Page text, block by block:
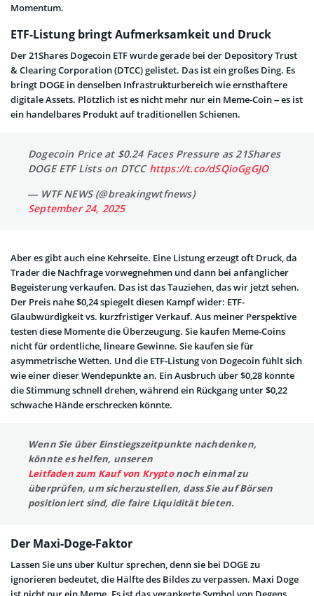
Momentum.
ETF-Listung bringt Aufmerksamkeit und Druck
Der 21Shares Dogecoin ETF wurde gerade bei der Depository Trust
& Clearing Corporation (DTCC) gelistet. Das ist ein großes Ding. Es
bringt DOGE in denselben Infrastrukturbereich wie ernsthaftere
digitale Assets. Plötzlich ist es nicht mehr nur ein Meme-Coin – es ist
ein handelbares Produkt auf traditionellen Schienen.
Dogecoin Price at $0.24 Faces Pressure as 21Shares
DOGE ETF Lists on DTCC https://t.co/dSQioGgGJO
— WTF NEWS (@breakingwtfnews)
September 24, 2025
Aber es gibt auch eine Kehrseite. Eine Listung erzeugt oft Druck, da
Trader die Nachfrage vorwegnehmen und dann bei anfänglicher
Begeisterung verkaufen. Das ist das Tauziehen, das wir jetzt sehen.
Der Preis nahe $0,24 spiegelt diesen Kampf wider: ETF-
Glaubwürdigkeit vs. kurzfristiger Verkauf. Aus meiner Perspektive
testen diese Momente die Überzeugung. Sie kaufen Meme-Coins
nicht für ordentliche, lineare Gewinne. Sie kaufen sie für
asymmetrische Wetten. Und die ETF-Listung von Dogecoin fühlt sich
wie einer dieser Wendepunkte an. Ein Ausbruch über $0,28 könnte
die Stimmung schnell drehen, während ein Rückgang unter $0,22
schwache Hände erschrecken könnte.
Wenn Sie über Einstiegszeitpunkte nachdenken,
könnte es helfen, unseren
Leitfaden zum Kauf von Kryptonoch einmal zu
überprüfen, um sicherzustellen, dass Sie auf Börsen
positioniert sind, die faire Liquidität bieten.
Der Maxi-Doge-Faktor
Lassen Sie uns über Kultur sprechen, denn sie bei DOGE zu
ignorieren bedeutet, die Hälfte des Bildes zu verpassen. Maxi Doge